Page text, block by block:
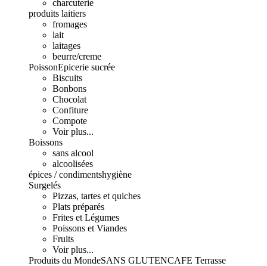
charcuterie
produits laitiers
fromages
lait
laitages
beurre/creme
PoissonEpicerie sucrée
Biscuits
Bonbons
Chocolat
Confiture
Compote
Voir plus...
Boissons
sans alcool
alcoolisées
épices / condimentshygiène
Surgelés
Pizzas, tartes et quiches
Plats préparés
Frites et Légumes
Poissons et Viandes
Fruits
Voir plus...
Produits du MondeSANS GLUTENCAFE Terrasse